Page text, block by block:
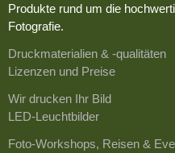
Produkte rund um die
Fotografie.
Druckmaterialien & -qualitäten
Lizenzen und Preise
Wir drucken Ihr Bild
LED-Leuchtbilder
Foto-Workshops, Reisen &